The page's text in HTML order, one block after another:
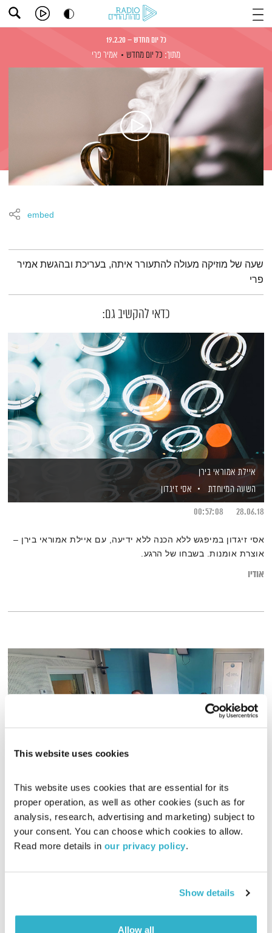
This website uses cookies
This website uses cookies that are essential for its
proper operation, as well as other cookies (such as for
analysis, research, advertising and marketing) subject to
your consent. You can choose which cookies to allow.
Read more details in our privacy policy.
Show details
Allow all
כל יום מחדש – 19.2.20
מתוך: כל יום מחדש אמיר פרי
embed
תמצית הפודקאסט
שעה של מוזיקה מעולה להתעורר איתה, בעריכת ובהגשת אמיר
פרי
כדאי להקשיב גם:
איילת אמוראי בירן
השעה המיוחדת
אסי זיגדון
28.06.18
00:57:08
אסי זיגדון במיפגש ללא הכנה ללא ידיעה, עם איילת אמוראי בירן –
אוצרת אומנות. בשבחו של הרגע.
אודיו
מהדורת האספנים
פה זה טוב
לירון תאני
23.06.22
01:29:41
אודיו